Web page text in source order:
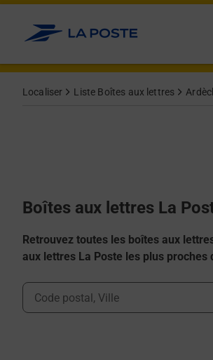
Allez au contenu
Localiser Liste Boîtes aux lettres
Boîtes aux lettres La
Retrouvez toutes les boîtes aux
aux lettres La Poste les plus proches
Ville, Département, Code Postal